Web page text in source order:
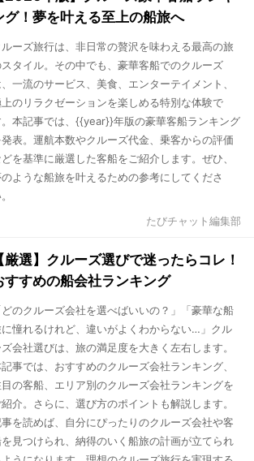
グ！夢を叶える至上の船旅へ
ルーズ旅行は、非日常の贅沢を味わえる最高の旅
タイル。その中でも、豪華客船でのクルーズ
、一流のサービス、美食、エンターテイメント、
のリラクゼーションを楽しめる特別な体験で
本記事では、{{year}}年版の豪華客船ランキング
発表。運航本数やクルーズ代金、乗客からの評価
どを基準に厳選した客船をご紹介します。ぜひ、
ような船旅を叶えるための参考にしてくださ
たびチャット編集部
厳選】クルーズ選びで迷ったらコレ！
すすめの船会社ランキング
どのクルーズ会社を選べばいいの？」「豪華な船
憧れるけれど、違いがよくわからない…」クル
ズ会社選びは、旅の満足度を大きく左右します。
事では、おすすめのクルーズ会社ランキング、
の客船、エリア別のクルーズ会社ランキングを
紹介。さらに、選び方のポイントも解説します。
を読めば、自分にぴったりのクルーズ会社や客
見つけられ、納得のいく船旅の計画が立てられ